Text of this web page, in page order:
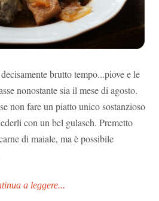
brutto tempo...piove e le
nonostante sia il mese di agosto.
non fare un piatto unico sostanzioso
con un bel gulasch. Premetto
di maiale, ma è possibile
a leggere...